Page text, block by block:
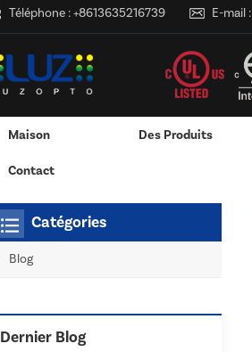
Téléphone :+8613635216739 E-mail :
Maison Des Produits
Contact
Catégories
Blog
Dernier Blog